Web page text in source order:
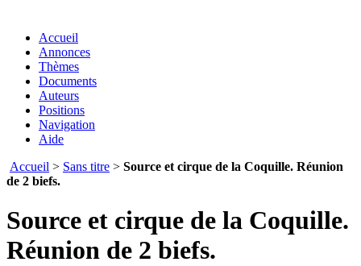
Accueil
Annonces
Thèmes
Documents
Auteurs
Positions
Navigation
Aide
Accueil > Sans titre > Source et cirque de la Coquille. Réunion
de 2 biefs.
Source et cirque de la Coquille.
Réunion de 2 biefs.